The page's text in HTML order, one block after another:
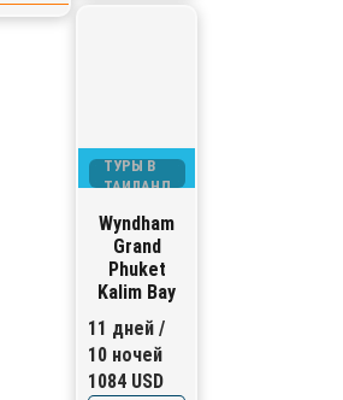
ТУРЫ В
ТАИЛАНД
Wyndham
Grand
Phuket
Kalim Bay
11 дней /
10 ночей
1084 USD